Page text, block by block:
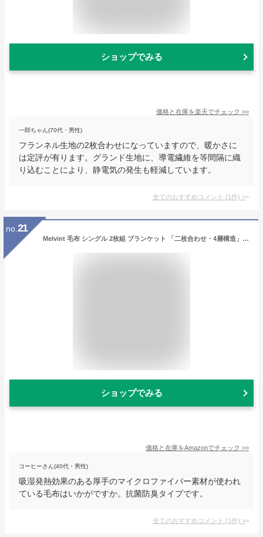
ショップでみる
価格と在庫を楽天でチェック >>
一郎ちゃん(70代・男性)
フランネル生地の2枚合わせになっていますので、暖かさに
は定評が有ります。グランド生地に、導電繊維を等間隔に織
り込むことにより、静電気の発生も軽減しています。
全てのおすすめコメント (1件) >
no. 21
Melvint 毛布 シングル 2枚組 ブランケット 「二枚合わせ・4層構造」 冬用 吸湿発熱 厚手 暖かい マイクロファイバー 柔らかく肌触り 洗える 静電防止 抗菌防臭 毛玉なし タオルケット フランネル (ダックグレー 140*200cm)
ショップでみる
価格と在庫をAmazonでチェック >>
コーヒーさん(40代・男性)
吸湿発熱効果のある厚手のマイクロファイバー素材が使われ
ている毛布はいかがですか。抗菌防臭タイプです。
全てのおすすめコメント (1件) >